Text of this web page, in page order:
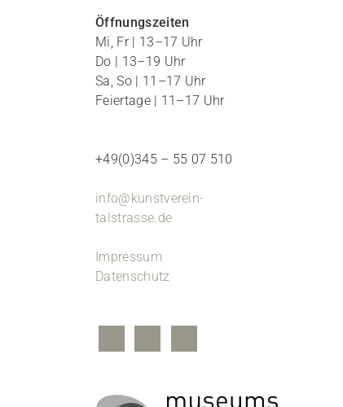
Öffnungszeiten
Mi, Fr | 13–17 Uhr
Do | 13–19 Uhr
Sa, So | 11–17 Uhr
Feiertage | 11–17 Uhr
+49(0)345 – 55 07 510
info@kunstverein-
talstrasse.de
Impressum
Datenschutz